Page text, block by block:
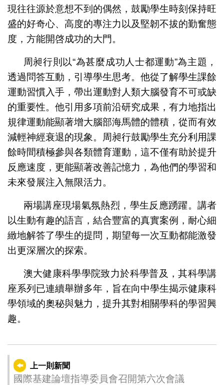
現往往源於意想不到的偶然，鼓勵學生時刻保持旺
盛的好奇心、高度的專注力以及堅韌不拔的勤奮態
度，方能開啓成功的大門。
周昶行則以“為甚麼成功人士都運動”為主題，
透過問答互動，引導學生思考。他從了解學生課餘
運動習慣入手，帶出運動對人類大腦發育不可或缺
的重要性。他引用多項前沿研究成果，有力地指出
規律運動能顯著增大腦部海馬體的體積，從而有效
減輕神經衰退的現象。周昶行鼓勵學生充分利用課
餘時間積極參與各類體育運動，這不僅有助於提升
反應速度，更能顯著改善記憶力，為他們的學習和
未來發展注入無限活力。
兩場講座現場氣氛熱烈，學生反應踴躍。講者
以生動有趣的語言，結合豐富的真實案例，耐心細
緻地解答了學生的提問，期望每一次互動都能激發
出更深層次的探索。
澳大健康科學學院致力於科學普及，其科學講
座系列已連續舉辦多年，旨在向中學生揭示健康科
學領域的奧秘與魅力，提升其對相關學科的學習興
趣。
上一則新聞
國際基建論壇指導委員會召開第六次會議